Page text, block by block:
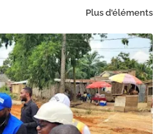
Plus d'éléments